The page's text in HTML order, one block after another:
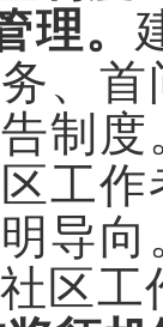
理。
、
制
工
导
区